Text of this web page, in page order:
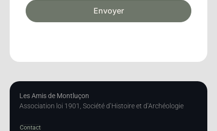
Envoyer
Les Amis de Montluçon
Association loi 1901, Société d’Histoire et d’Archéologie
Contact